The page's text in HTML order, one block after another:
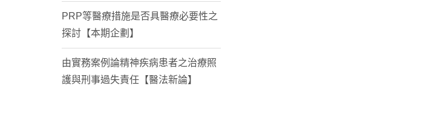
PRP等醫療措施是否具醫療必要性之
探討【本期企劃】
由實務案例論精神疾病患者之治療照
護與刑事過失責任【醫法新論】